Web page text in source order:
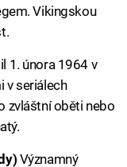
Vikingskou
1. února 1964 v
v seriálech
zvláštní oběti nebo
Významný